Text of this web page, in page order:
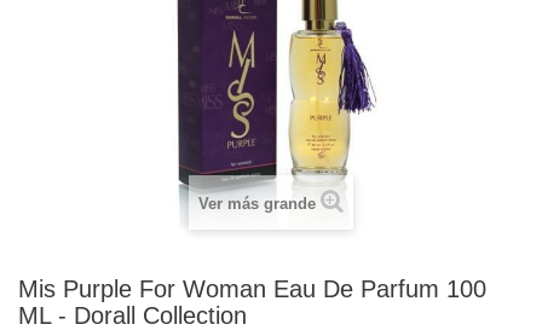
Ver más grande
Mis Purple For Woman Eau De Parfum 100
ML - Dorall Collection